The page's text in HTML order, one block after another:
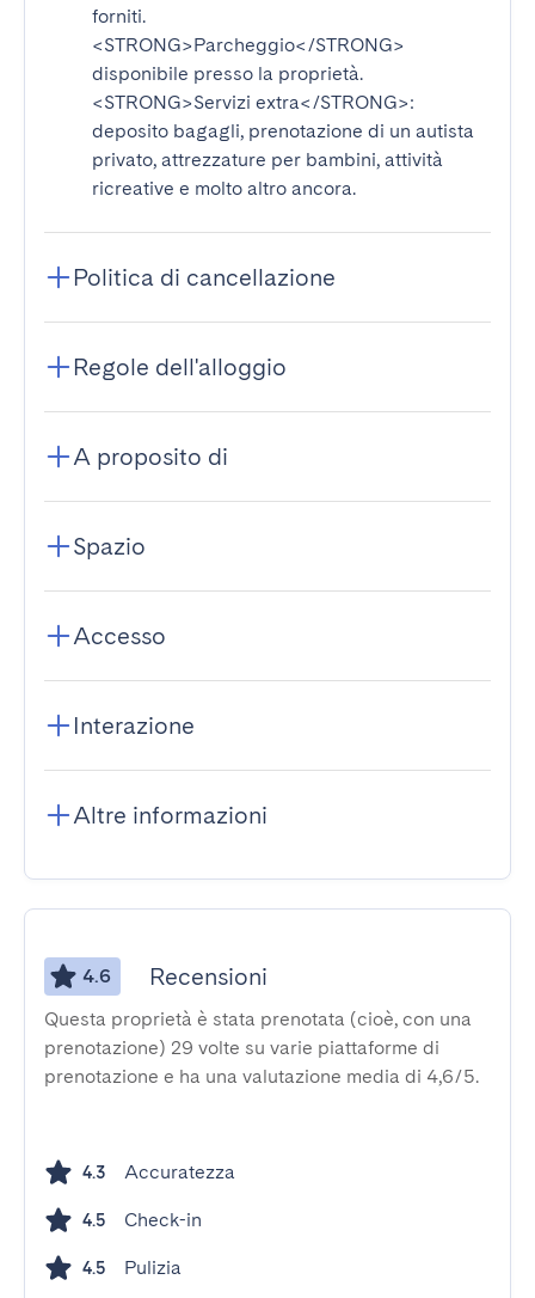
forniti.
<STRONG>Parcheggio</STRONG>
disponibile presso la proprietà.
<STRONG>Servizi extra</STRONG>:
deposito bagagli, prenotazione di un autista
privato, attrezzature per bambini, attività
ricreative e molto altro ancora.
Politica di cancellazione
Regole dell'alloggio
A proposito di
Spazio
Accesso
Interazione
Altre informazioni
4.6 Recensioni
Questa proprietà è stata prenotata (cioè, con una
prenotazione) 29 volte su varie piattaforme di
prenotazione e ha una valutazione media di 4,6/5.
4.3 Accuratezza
4.5 Check-in
4.5 Pulizia